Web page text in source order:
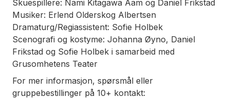
Skuespillere: Nami Kitagawa Aam og Daniel Frikstad
Musiker: Erlend Olderskog Albertsen
Dramaturg/Regiassistent: Sofie Holbek
Scenografi og kostyme: Johanna Øyno, Daniel
Frikstad og Sofie Holbek i samarbeid med
Grusomhetens Teater
For mer informasjon, spørsmål eller
gruppebestillinger på 10+ kontakt: